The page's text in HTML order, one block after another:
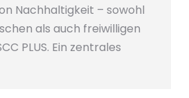
Nachhaltigkeit – sowohl
als auch freiwilligen
PLUS. Ein zentrales